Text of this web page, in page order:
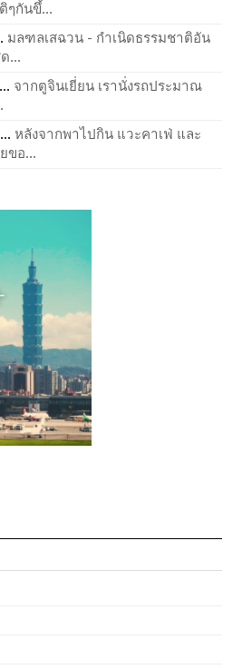
ๆกันขึ้...
มลฑลเสฉวน - กำเนิดธรรมชาติอัน
...
จากตูจินเยี่ยน เรานั่งรถประมาณ
หลังจากพาไปกิน แวะคาเฟ่ และ
ขอ...